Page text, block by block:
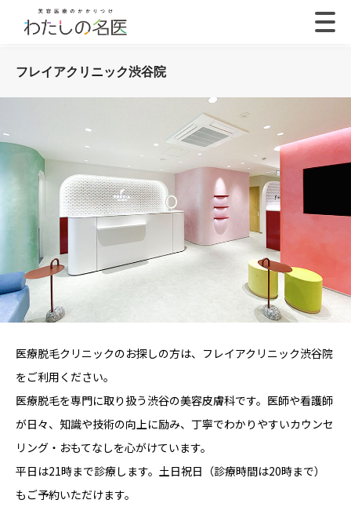
フレイアクリニック渋谷院
医療脱毛クリニックのお探しの方は、フレイアクリニック渋谷院
をご利用ください。
医療脱毛を専門に取り扱う渋谷の美容皮膚科です。医師や看護師
が日々、知識や技術の向上に励み、丁寧でわかりやすいカウンセ
リング・おもてなしを心がけています。
平日は21時まで診療します。土日祝日（診療時間は20時まで）
もご予約いただけます。